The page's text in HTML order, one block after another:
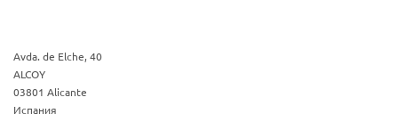
Avda. de Elche, 40
ALCOY
03801 Alicante
Испания